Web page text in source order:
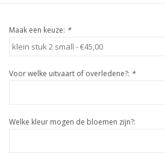
Maak een keuze: *
Voor welke uitvaart of overledene?: *
Welke kleur mogen de bloemen zijn?: